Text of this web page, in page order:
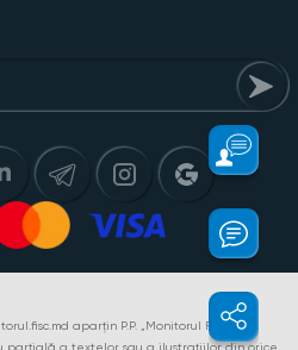
aparțin P.P. „Monitorul Fiscal